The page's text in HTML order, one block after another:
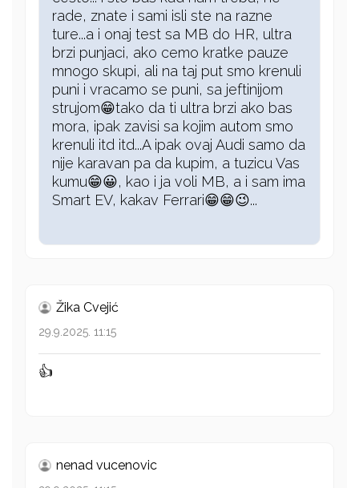
rade, znate i sami isli ste na razne
ture...a i onaj test sa MB do HR, ultra
brzi punjaci, ako cemo kratke pauze
mnogo skupi, ali na taj put smo krenuli
puni i vracamo se puni, sa jeftinijom
strujom😁tako da ti ultra brzi ako bas
mora, ipak zavisi sa kojim autom smo
krenuli itd itd...A ipak ovaj Audi samo da
nije karavan pa da kupim, a tuzicu Vas
kumu😁😀, kao i ja voli MB, a i sam ima
Smart EV, kakav Ferrari😁😁😉...
Žika Cvejić
29.9.2025. 11:15
👍
nenad vucenovic